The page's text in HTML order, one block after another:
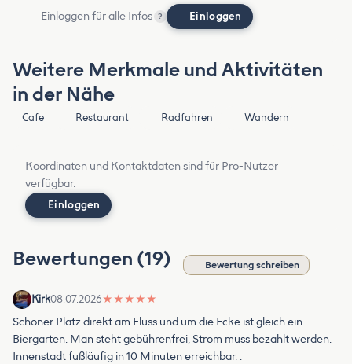
Einloggen für alle Infos ? Einloggen
Weitere Merkmale und Aktivitäten
in der Nähe
Cafe Restaurant Radfahren Wandern
Koordinaten und Kontaktdaten sind für Pro-Nutzer
verfügbar.
Einloggen
Bewertungen (19) Bewertung schreiben
Kirk08.07.2026★ ★ ★ ★ ★
Schöner Platz direkt am Fluss und um die Ecke ist gleich ein
Biergarten. Man steht gebührenfrei, Strom muss bezahlt werden.
Innenstadt fußläufig in 10 Minuten erreichbar. .